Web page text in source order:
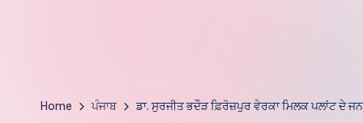
bi
Home ਪੰਜਾਬ ਡਾ. ਸੁਰਜੀਤ ਭਦੌੜ ਫ਼ਿਰੋਜ਼ਪੁਰ ਵੇਰਕਾ ਮਿਲਕ ਪਲਾਂਟ ਦੇ